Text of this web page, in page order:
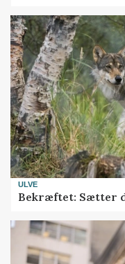
ULVE
Bekræftet: Sætter